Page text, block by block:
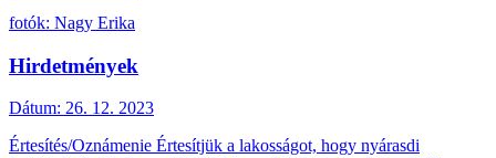
fotók: Nagy Erika
Hirdetmények
Dátum: 26. 12. 2023
Értesítés/Oznámenie Értesítjük a lakosságot, hogy nyárasdi